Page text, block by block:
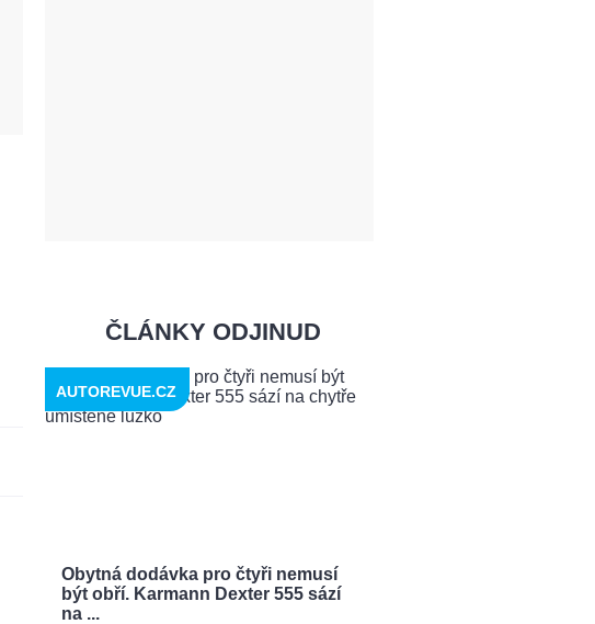
ČLÁNKY ODJINUD
Obytná dodávka pro čtyři nemusí
být obří. Karmann Dexter 555 sází
na ...
AUTOREVUE.CZ